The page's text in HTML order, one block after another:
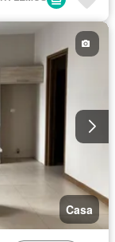
Casa